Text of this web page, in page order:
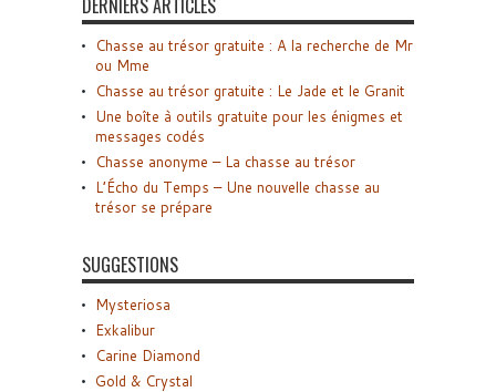
DERNIERS ARTICLES
Chasse au trésor gratuite : A la recherche de Mr
ou Mme
Chasse au trésor gratuite : Le Jade et le Granit
Une boîte à outils gratuite pour les énigmes et
messages codés
Chasse anonyme – La chasse au trésor
L’Écho du Temps – Une nouvelle chasse au
trésor se prépare
SUGGESTIONS
Mysteriosa
Exkalibur
Carine Diamond
Gold & Crystal